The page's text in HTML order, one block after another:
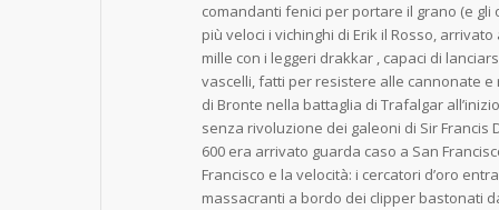
comandanti fenici per portare il grano (e gli
più veloci i vichinghi di Erik il Rosso,
mille con i leggeri drakkar , capaci di
vascelli, fatti per resistere alle cannonate
di Bronte nella battaglia di Trafalgar
senza rivoluzione dei galeoni di Sir Francis
600 era arrivato guarda caso a San
Francisco e la velocità: i cercatori d’oro
massacranti a bordo dei clipper bastonati